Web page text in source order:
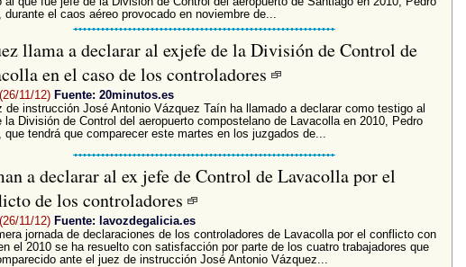
durante el caos aéreo provocado en noviembre de...
llama a declarar al exjefe de la División de Control de
en el caso de los controladores
11/12) Fuente: 20minutos.es
de instrucción José Antonio Vázquez Taín ha llamado a declarar como testigo al
la División de Control del aeropuerto compostelano de Lavacolla en 2010, Pedro
que tendrá que comparecer este martes en los juzgados de...
a declarar al ex jefe de Control de Lavacolla por el
de los controladores
11/12) Fuente: lavozdegalicia.es
jornada de declaraciones de los controladores de Lavacolla por el conflicto con
el 2010 se ha resuelto con satisfacción por parte de los cuatro trabajadores que
ante el juez de instrucción José Antonio Vázquez...